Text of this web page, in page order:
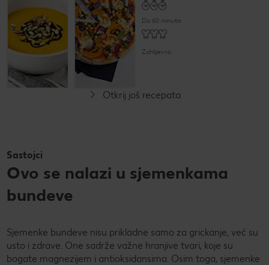
mrkve
Do 60 minuta
Jednostavno
Do 60 minuta
Zahtjevno
Otkrij još recepata
Sastojci
Ovo se nalazi u sjemenkama
bundeve
Sjemenke bundeve nisu prikladne samo za grickanje, već su
usto i zdrave. One sadrže važne hranjive tvari, koje su
bogate magnezijem i antioksidansima. Osim toga, sjemenke